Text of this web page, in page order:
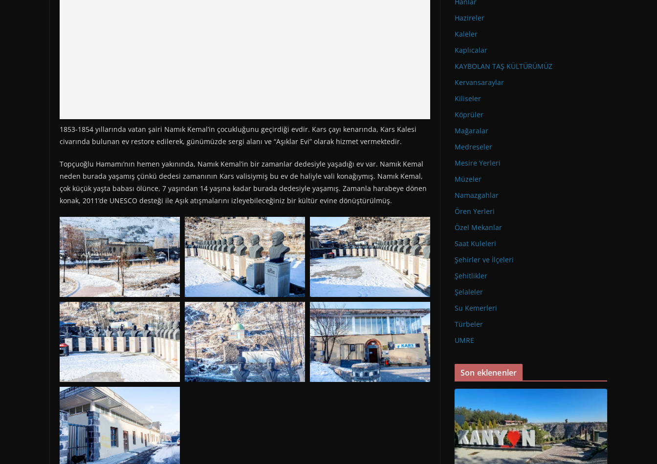
1853-1854 yıllarında vatan şairi Namık Kemal’in çocukluğunu geçirdiği evdir. Kars çayı kenarında, Kars Kalesi
civarında bulunan ev restore edilerek, günümüzde sergi alanı ve “Aşıklar Evi” olarak hizmet vermektedir.
Topçuoğlu Hamamı’nın hemen yakınında, Namık Kemal’in bir zamanlar dedesiyle yaşadığı ev var. Namık Kemal
neden burada yaşamış çünkü dedesi zamanının Kars valisiymiş bu ev de haliyle vali konağıymış. Namık Kemal,
çok küçük yaşta babası ölünce, 7 yaşından 14 yaşına kadar burada dedesiyle yaşamış. Zamanla harabeye dönen
konak, 2011’de UNESCO desteği ile Aşık atışmalarını izleyebileceğiniz bir kültür evine dönüştürülmüş.
Hazireler
Kaleler
Kaplıcalar
KAYBOLAN TAŞ KÜLTÜRÜMÜZ
Kervansaraylar
Kiliseler
Köprüler
Mağaralar
Medreseler
Mesire Yerleri
Müzeler
Namazgahlar
Ören Yerleri
Özel Mekanlar
Saat Kuleleri
Şehirler ve İlçeleri
Şehitlikler
Şelaleler
Su Kemerleri
Türbeler
UMRE
Son eklenenler